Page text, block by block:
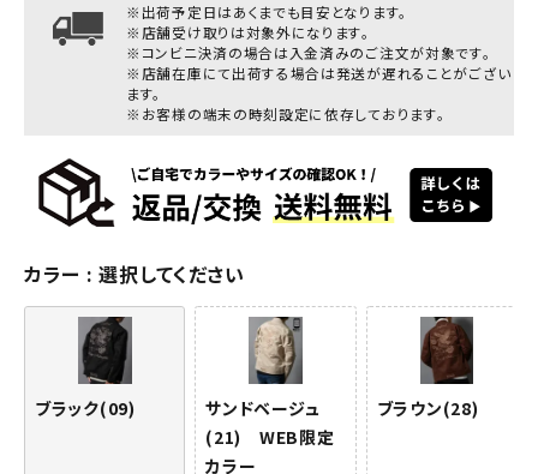
※出荷予定日はあくまでも目安となります。
※店舗受け取りは対象外になります。
※コンビニ決済の場合は入金済みのご注文が対象です。
※店舗在庫にて出荷する場合は発送が遅れることがござい
ます。
※お客様の端末の時刻設定に依存しております。
カラー 選択してください
ブラック(09)
サンドベージュ
(21) WEB限定
カラー
ブラウン(28)